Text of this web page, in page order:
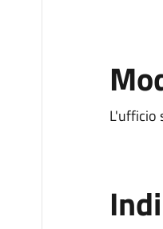
L'ufficio